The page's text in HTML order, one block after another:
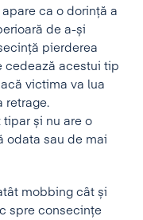
ca o dorință a
de a-și
pierderea
cedează acestui tip
victima va lua
retrage.
tipar și nu are o
odata sau de mai
mobbing cât și
spre consecințe